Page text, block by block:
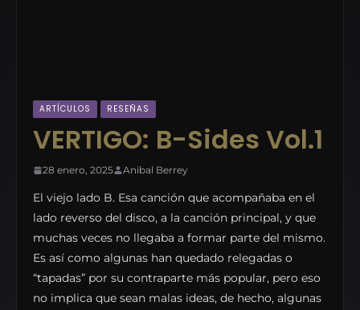
ARTÍCULOS RESEÑAS
VERTIGO: B-Sides Vol.1
28 enero, 2025 Anibal Berrey
El viejo lado B. Esa canción que acompañaba en el
lado reverso del disco, a la canción principal, y que
muchas veces no llegaba a formar parte del mismo.
Es así como algunas han quedado relegadas o
“tapadas” por su contraparte más popular, pero eso
no implica que sean malas ideas, de hecho, algunas